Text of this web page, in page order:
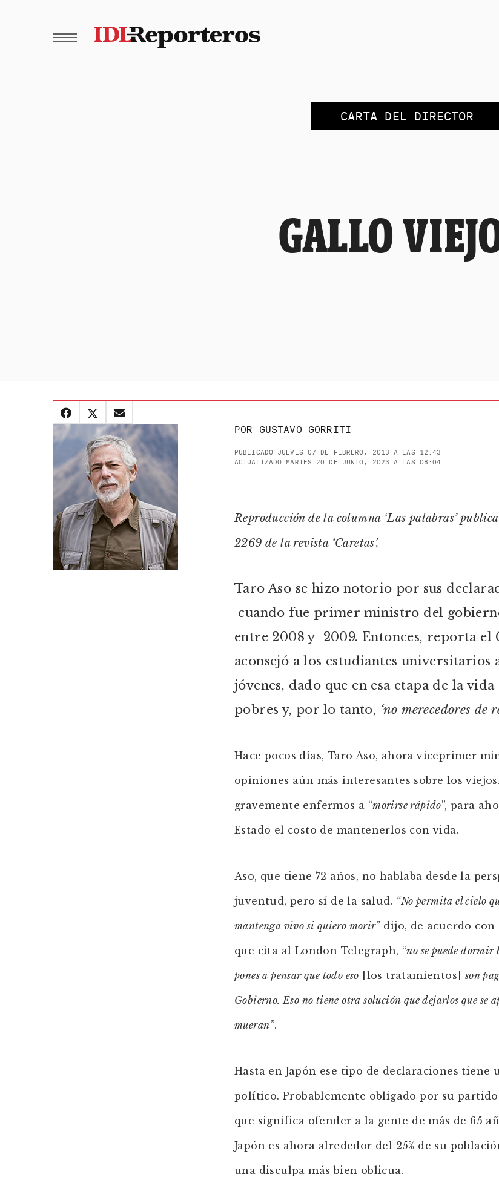
CARTA DEL DIRECTOR
GALLO
POR GUSTAVO GORRITI
PUBLICADO JUEVES 07 DE FEBRERO, 2013 A LAS 12:43
ACTUALIZADO MARTES 20 DE JUNIO, 2023 A LAS 08:04
Reproducción de la columna ‘Las palabras’
2269 de la revista ‘Caretas’.
Taro Aso se hizo notorio por sus
cuando fue primer ministro del
entre 2008 y 2009. Entonces, reporta el
aconsejó a los estudiantes universitarios
jóvenes, dado que en esa etapa de la
pobres y, por lo tanto, ‘no merecedores de
Hace pocos días, Taro Aso, ahora viceprimer
opiniones aún más interesantes sobre los
gravemente enfermos a “morirse rápido”, para
Estado el costo de mantenerlos con vida.
Aso, que tiene 72 años, no hablaba desde la
juventud, pero sí de la salud. “No permita el cielo
mantenga vivo si quiero morir” dijo, de acuerdo
que cita al London Telegraph, “no se puede dormir
pones a pensar que todo eso [los tratamientos]son
Gobierno. Eso no tiene otra solución que dejarlos que se
mueran”.
Hasta en Japón ese tipo de declaraciones tiene
político. Probablemente obligado por su
que significa ofender a la gente de más de 65
Japón es ahora alrededor del 25% de su
una disculpa más bien oblicua.